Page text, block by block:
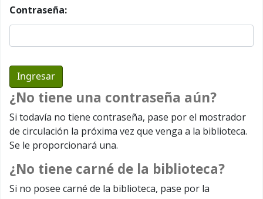
Contraseña:
¿No tiene una contraseña aún?
Si todavía no tiene contraseña, pase por el mostrador
de circulación la próxima vez que venga a la biblioteca.
Se le proporcionará una.
¿No tiene carné de la biblioteca?
Si no posee carné de la biblioteca, pase por la